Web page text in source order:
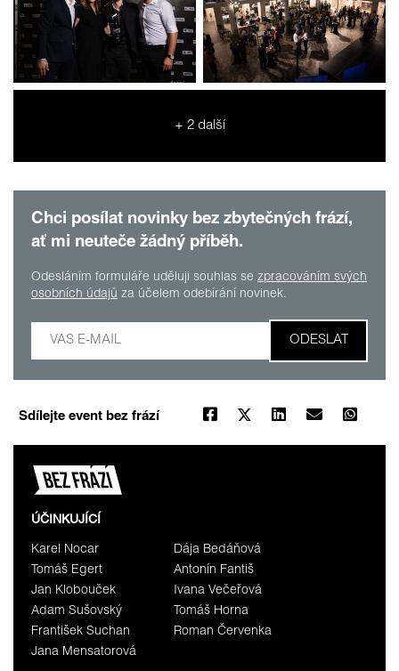
+ 2 další
Chci posílat novinky bez zbytečných frází,
ať mi neuteče žádný příběh.
Odesláním formuláře uděluji souhlas se zpracováním svých
osobních údajů za účelem odebírání novinek.
Sdílejte event bez frází
ÚČINKUJÍCÍ
Karel Nocar
Tomáš Egert
Jan Klobouček
Adam Sušovský
František Suchan
Jana Mensatorová
Dája Bedáňová
Antonín Fantiš
Ivana Večeřová
Tomáš Horna
Roman Červenka